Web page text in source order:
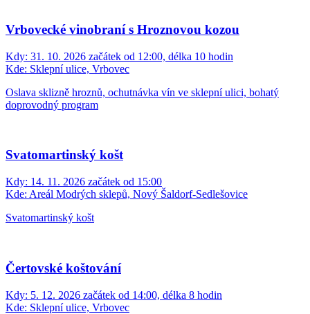
Vrbovecké vinobraní s Hroznovou kozou
Kdy: 31. 10. 2026 začátek od 12:00, délka 10 hodin
Kde: Sklepní ulice, Vrbovec
Oslava sklizně hroznů, ochutnávka vín ve sklepní ulici, bohatý
doprovodný program
Svatomartinský košt
Kdy: 14. 11. 2026 začátek od 15:00
Kde: Areál Modrých sklepů, Nový Šaldorf-Sedlešovice
Svatomartinský košt
Čertovské koštování
Kdy: 5. 12. 2026 začátek od 14:00, délka 8 hodin
Kde: Sklepní ulice, Vrbovec